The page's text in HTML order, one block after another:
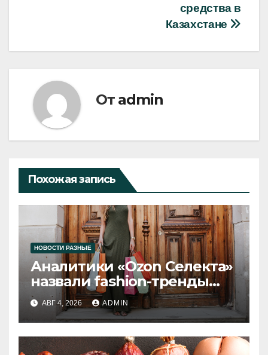
средства в
Казахстане
От admin
Похожая запись
НОВОСТИ РАЗНЫЕ
Аналитики «Ozon Селекта»
назвали fashion-тренды
2026 года
АВГ 4, 2026 ADMIN